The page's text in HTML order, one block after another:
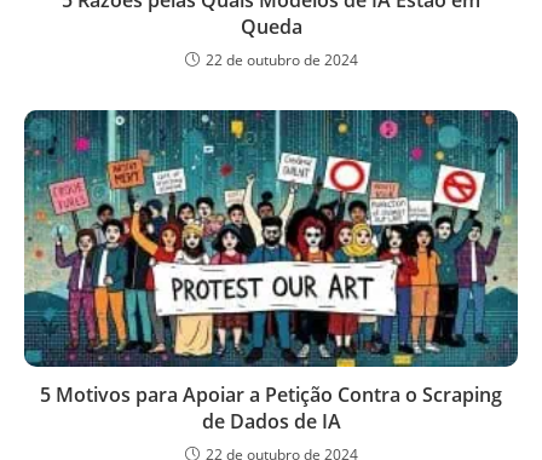
Queda
22 de outubro de 2024
5 Motivos para Apoiar a Petição Contra o Scraping
de Dados de IA
22 de outubro de 2024